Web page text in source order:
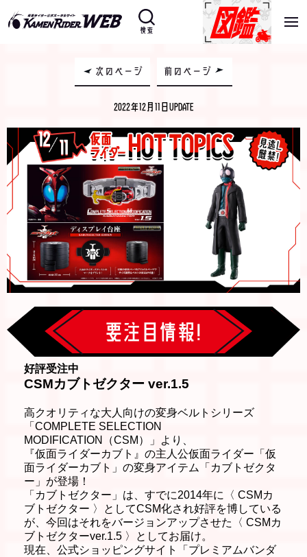
検索
次のページ 前のページ
2022年12月11日UPDATE
好評受注中
CSMカブトゼクター ver.1.5
高クオリティな大人向けの変身ベルトシリーズ
「COMPLETE SELECTION
MODIFICATION（CSM）」より、
『仮面ライダーカブト』の主人公仮面ライダー「仮
面ライダーカブト」の変身アイテム「カブトゼクタ
ー」が登場！
「カブトゼクター」は、すでに2014年に〈 CSMカ
ブトゼクター 〉としてCSM化され好評を博している
が、今回はそれをバージョンアップさせた〈 CSMカ
ブトゼクターver.1.5 〉としてお届け。
現在、公式ショッピングサイト「プレミアムバンダ